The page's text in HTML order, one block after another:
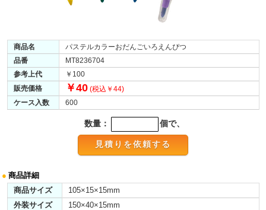
商品名
パステルカラーおだんごいろえんぴつ
品番
MT8236704
参考上代
￥100
販売価格
￥40 (税込￥44)
ケース入数
600
数量： 個で、
● 商品詳細
商品サイズ
105×15×15mm
外装サイズ
150×40×15mm